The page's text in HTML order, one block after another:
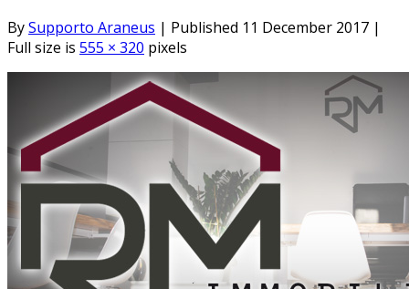
BySupporto Araneus | Published 11 December 2017 |
Full size is 555 × 320 pixels